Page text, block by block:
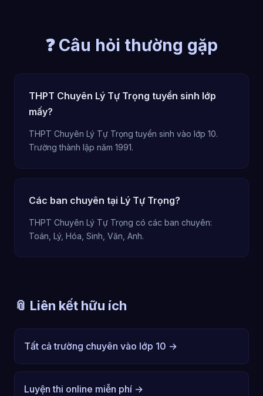
❓ Câu hỏi thường gặp
THPT Chuyên Lý Tự Trọng tuyển sinh lớp
mấy?
THPT Chuyên Lý Tự Trọng tuyển sinh vào lớp 10.
Trường thành lập năm 1991.
Các ban chuyên tại Lý Tự Trọng?
THPT Chuyên Lý Tự Trọng có các ban chuyên:
Toán, Lý, Hóa, Sinh, Văn, Anh.
📎 Liên kết hữu ích
Tất cả trường chuyên vào lớp 10 →
Luyện thi online miễn phí →